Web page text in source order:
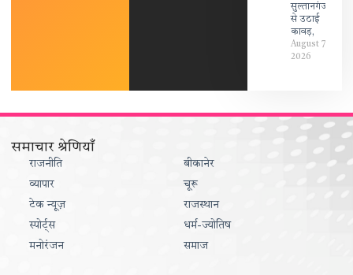
सुल्तानगंज
से उठाई
कावड़,
August 7,
2026
समाचार श्रेणियाँ
राजनीति
व्यापार
टेक न्यूज़
स्पोर्ट्स
मनोरंजन
बीकानेर
चूरू
राजस्थान
धर्म-ज्योतिष
समाज